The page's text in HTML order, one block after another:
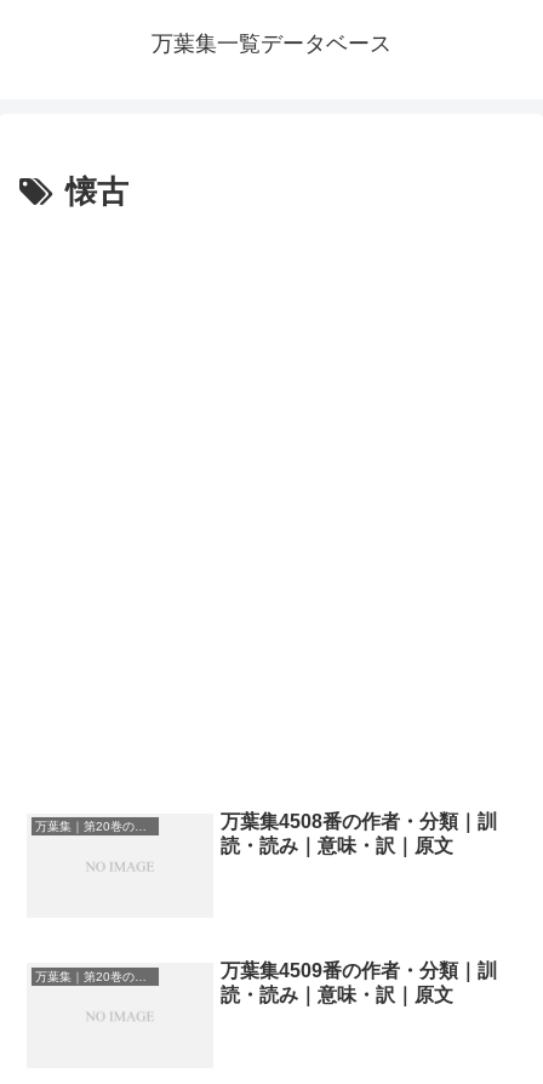
万葉集一覧データベース
懐古
万葉集｜第20巻の和歌一覧
万葉集4508番の作者・分類｜訓
読・読み｜意味・訳｜原文
万葉集｜第20巻の和歌一覧
万葉集4509番の作者・分類｜訓
読・読み｜意味・訳｜原文